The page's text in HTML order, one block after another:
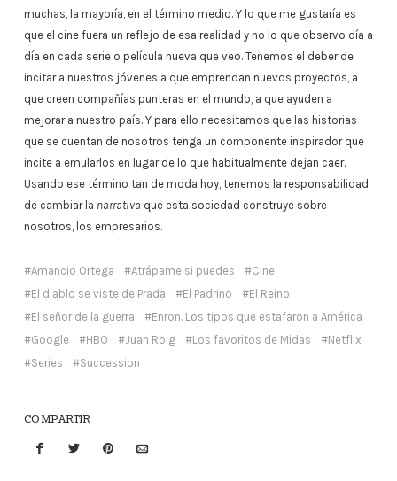
muchas, la mayoría, en el término medio. Y lo que me gustaría es
que el cine fuera un reflejo de esa realidad y no lo que observo día a
día en cada serie o película nueva que veo. Tenemos el deber de
incitar a nuestros jóvenes a que emprendan nuevos proyectos, a
que creen compañías punteras en el mundo, a que ayuden a
mejorar a nuestro país. Y para ello necesitamos que las historias
que se cuentan de nosotros tenga un componente inspirador que
incite a emularlos en lugar de lo que habitualmente dejan caer.
Usando ese término tan de moda hoy, tenemos la responsabilidad
de cambiar la narrativa que esta sociedad construye sobre
nosotros, los empresarios.
Amancio Ortega Atrápame si puedes
Cine
El diablo se viste de Prada
El Padrino
El Reino
El señor de la guerra
Enron. Los tipos que estafaron a América
Google
HBO Juan Roig Los favoritos de Midas
Netflix
Series
Succession
COMPARTIR